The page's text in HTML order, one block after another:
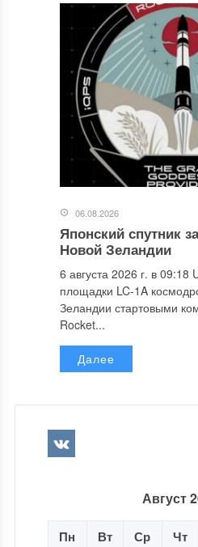
06.08.2026
Японский спутник
Новой Зеландии
6 августа 2026 г. в 09:18
площадки LC-1A
Зеландии стартовыми
Rocket...
Далее
Август
Пн Вт Ср Чт